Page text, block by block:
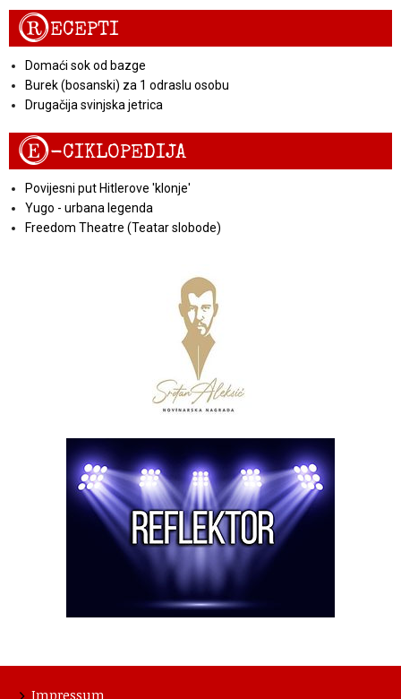
RECEPTI
Domaći sok od bazge
Burek (bosanski) za 1 odraslu osobu
Drugačija svinjska jetrica
E-CIKLOPEDIJA
Povijesni put Hitlerove 'klonje'
Yugo - urbana legenda
Freedom Theatre (Teatar slobode)
Impressum